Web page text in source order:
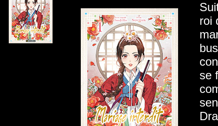
roi
se